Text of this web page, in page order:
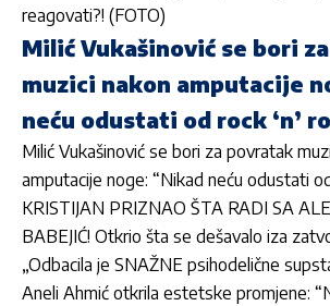
reagovati?! (FOTO)
Milić Vukašinović se bori
muzici nakon amputacije
neću odustati od rock ‘n’
Milić Vukašinović se bori za povratak
amputacije noge: “Nikad neću odustati od
KRISTIJAN PRIZNAO ŠTA RADI SA
BABEJIĆ! Otkrio šta se dešavalo iza
„Odbacila je SNAŽNE psihodelične
Aneli Ahmić otkrila estetske promjene: